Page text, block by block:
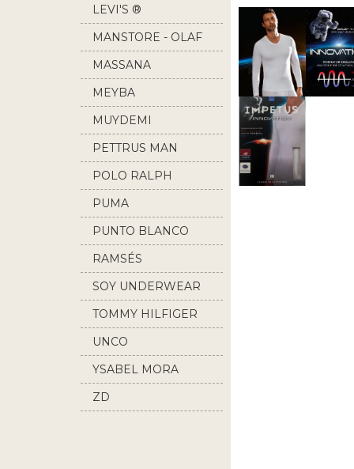
LEVI'S ®
MANSTORE - OLAF
BENZ
MASSANA
MEYBA
MUYDEMI
PETTRUS MAN
POLO RALPH
LAUREN
PUMA
PUNTO BLANCO
RAMSÉS
SOY UNDERWEAR
TOMMY HILFIGER
UNCO
YSABEL MORA
ZD